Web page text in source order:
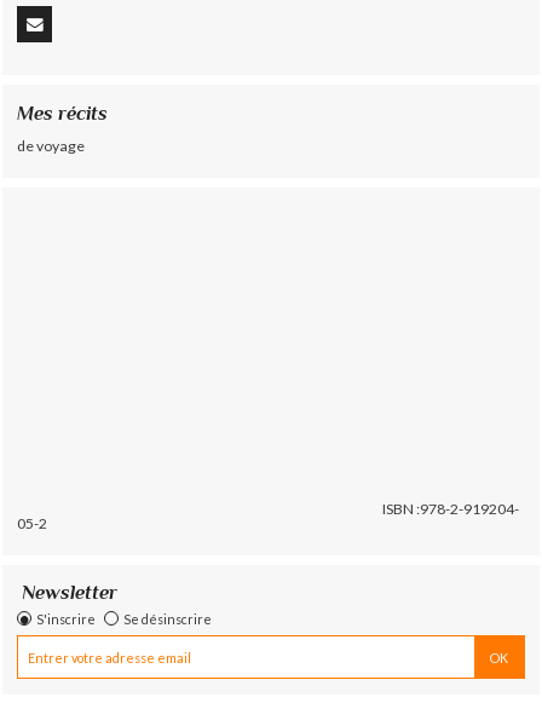
Mes récits
de voyage
ISBN :978-2-919204-
05-2
Newsletter
S'inscrire Se désinscrire